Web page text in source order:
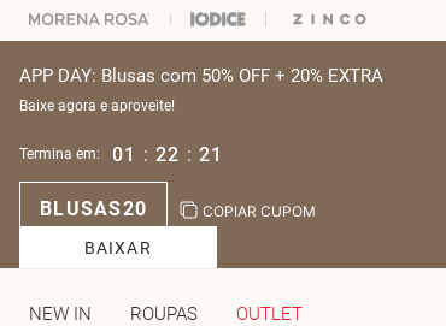
OFF NA SUA 1° COMPRA USANDO O CUPOM: PRIMEIRAMV
APP DAY: Blusas com 50% OFF + 20% EXTRA
Baixe agora e aproveite!
Termina em: 01 : 22 : 21
BLUSAS20 COPIAR CUPOM
BAIXAR
NEW IN ROUPAS OUTLET